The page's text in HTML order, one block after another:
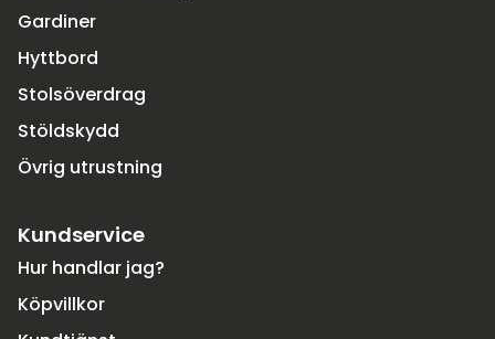
Gardiner
Hyttbord
Stolsöverdrag
Stöldskydd
Övrig utrustning
Kundservice
Hur handlar jag?
Köpvillkor